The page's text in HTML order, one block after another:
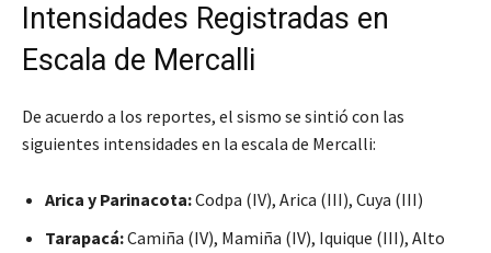
Intensidades Registradas en
Escala de Mercalli
De acuerdo a los reportes, el sismo se sintió con las
siguientes intensidades en la escala de Mercalli:
Arica y Parinacota:Codpa (IV), Arica (III), Cuya (III)
Tarapacá:Camiña (IV), Mamiña (IV), Iquique (III), Alto